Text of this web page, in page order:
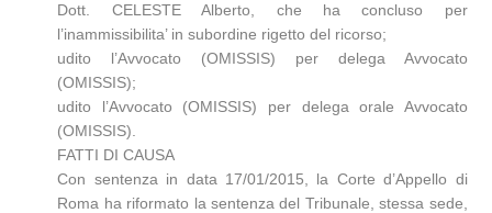
Dott. CELESTE Alberto, che ha concluso per
l’inammissibilita’ in subordine rigetto del ricorso;
udito l’Avvocato (OMISSIS) per delega Avvocato
(OMISSIS);
udito l’Avvocato (OMISSIS) per delega orale Avvocato
(OMISSIS).
FATTI DI CAUSA
Con sentenza in data 17/01/2015, la Corte d’Appello di
Roma ha riformato la sentenza del Tribunale, stessa sede,